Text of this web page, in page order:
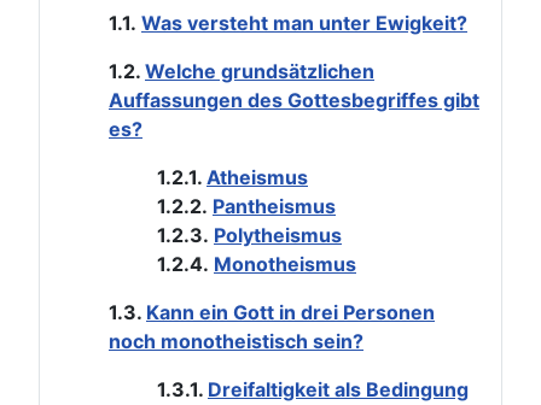
1.1. Was versteht man unter Ewigkeit?
1.2. Welche grundsätzlichen
Auffassungen des Gottesbegriffes gibt
es?
1.2.1. Atheismus
1.2.2. Pantheismus
1.2.3. Polytheismus
1.2.4. Monotheismus
1.3. Kann ein Gott in drei Personen
noch monotheistisch sein?
1.3.1. Dreifaltigkeit als Bedingung